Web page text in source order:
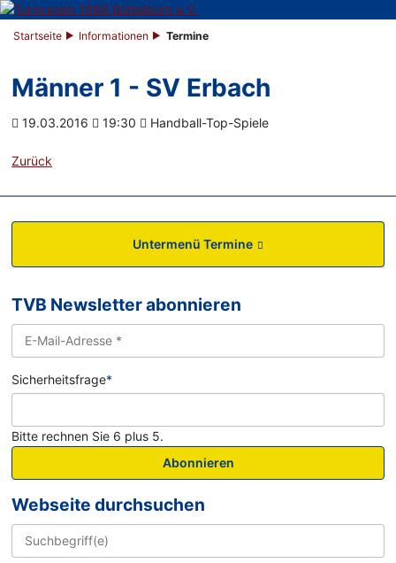
Startseite Informationen Termine
Männer 1 - SV Erbach
19.03.2016 19:30 Handball-Top-Spiele
Zurück
Untermenü Termine
TVB Newsletter abonnieren
Sicherheitsfrage*
Bitte rechnen Sie 6 plus 5.
Abonnieren
Webseite durchsuchen